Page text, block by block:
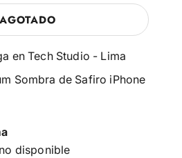
AGOTADO
en Tech Studio - Lima
Sombra de Safiro iPhone
disponible